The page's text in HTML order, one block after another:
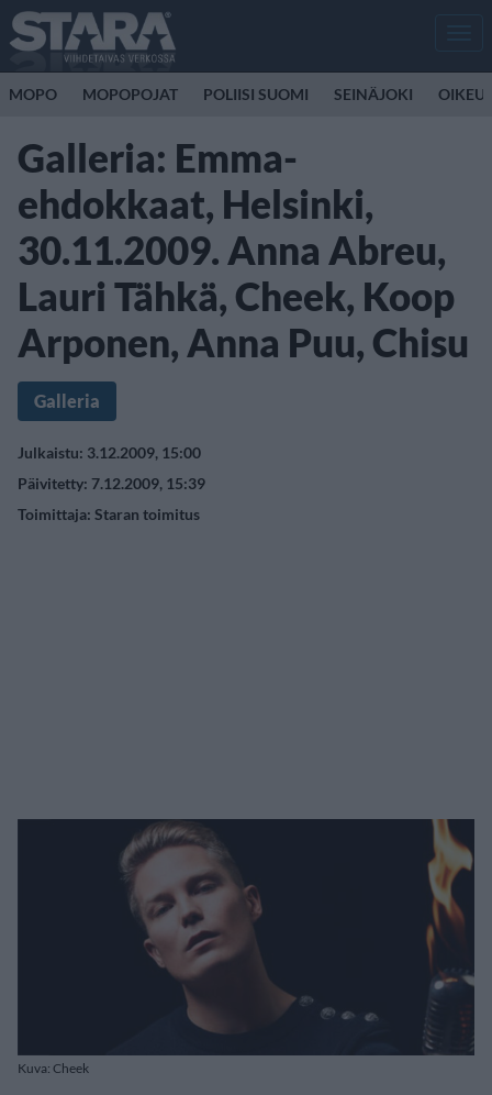
MOPO MOPOPOJAT POLIISI SUOMI SEINÄJOKI
Galleria: Emma-
ehdokkaat, Helsinki,
30.11.2009. Anna Abreu,
Lauri Tähkä, Cheek, Koop
Arponen, Anna Puu, Chisu
Galleria
Julkaistu: 3.12.2009, 15:00
Päivitetty: 7.12.2009, 15:39
Toimittaja: Staran toimitus
Kuva: Cheek